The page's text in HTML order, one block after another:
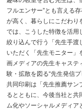
フルエンサー”とも言える
が高く、暮らしにこだわり
では、こうした特徴を活用
絞り込んで行う「先生手渡
いただく「先生モニター
画メディアの先生キャステ
験・拡散を図る“先生発信
共同印刷は「先生推薦サン
るとともに、今後当社と共
ム化やソーシャルメディア